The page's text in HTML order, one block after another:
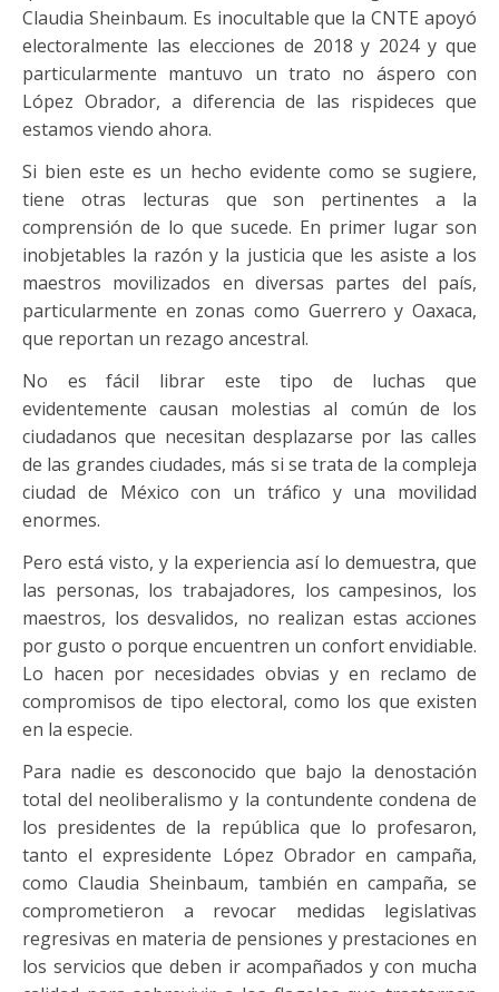
Claudia Sheinbaum. Es inocultable que la CNTE apoyó
electoralmente las elecciones de 2018 y 2024 y que
particularmente mantuvo un trato no áspero con
López Obrador, a diferencia de las rispideces que
estamos viendo ahora.
Si bien este es un hecho evidente como se sugiere,
tiene otras lecturas que son pertinentes a la
comprensión de lo que sucede. En primer lugar son
inobjetables la razón y la justicia que les asiste a los
maestros movilizados en diversas partes del país,
particularmente en zonas como Guerrero y Oaxaca,
que reportan un rezago ancestral.
No es fácil librar este tipo de luchas que
evidentemente causan molestias al común de los
ciudadanos que necesitan desplazarse por las calles
de las grandes ciudades, más si se trata de la compleja
ciudad de México con un tráfico y una movilidad
enormes.
Pero está visto, y la experiencia así lo demuestra, que
las personas, los trabajadores, los campesinos, los
maestros, los desvalidos, no realizan estas acciones
por gusto o porque encuentren un confort envidiable.
Lo hacen por necesidades obvias y en reclamo de
compromisos de tipo electoral, como los que existen
en la especie.
Para nadie es desconocido que bajo la denostación
total del neoliberalismo y la contundente condena de
los presidentes de la república que lo profesaron,
tanto el expresidente López Obrador en campaña,
como Claudia Sheinbaum, también en campaña, se
comprometieron a revocar medidas legislativas
regresivas en materia de pensiones y prestaciones en
los servicios que deben ir acompañados y con mucha